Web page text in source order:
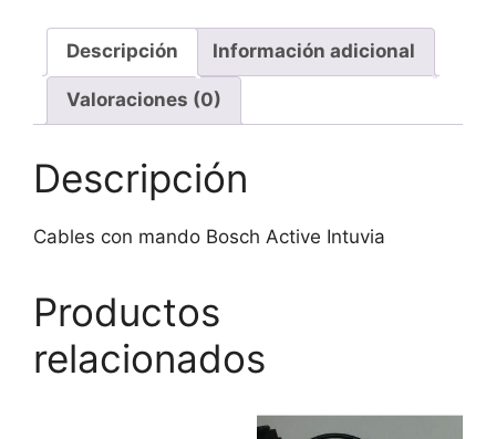
cantidad
Descripción Información adicional
Valoraciones (0)
Descripción
Cables con mando Bosch Active Intuvia
Productos
relacionados